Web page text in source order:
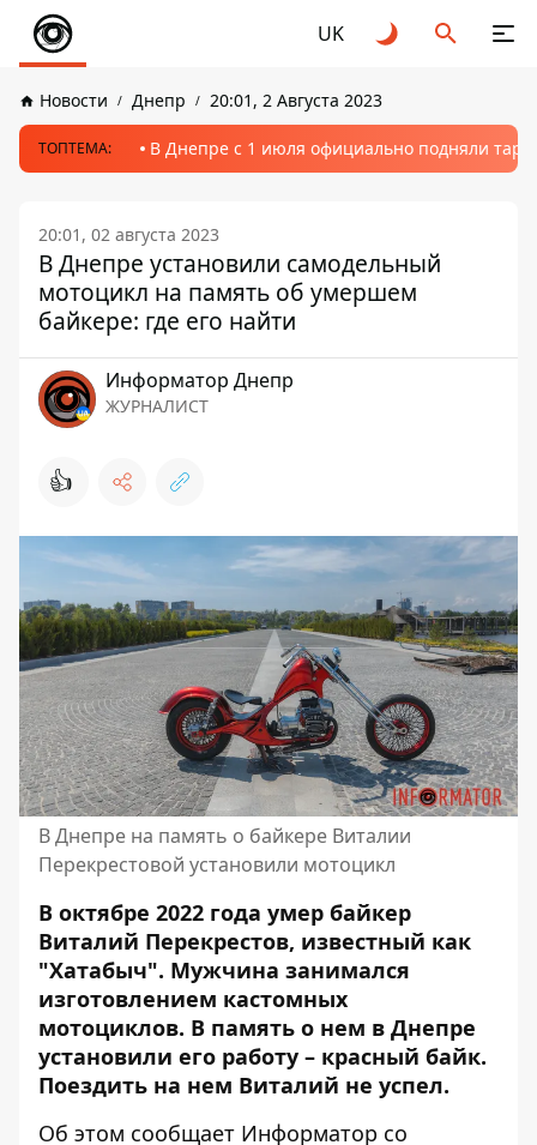
UK
Новости Днепр 20:01, 2 Августа 2023
ТОПТЕМА: В Днепре с 1 июля официально подняли
20:01, 02 августа 2023
В Днепре установили самодельный
мотоцикл на память об умершем
байкере: где его найти
Информатор Днепр
ЖУРНАЛИСТ
👍
В Днепре на память о байкере Виталии
Перекрестовой установили мотоцикл
В октябре 2022 года умер байкер
Виталий Перекрестов, известный как
"Хатабыч". Мужчина занимался
изготовлением кастомных
мотоциклов. В память о нем в Днепре
установили его работу – красный байк.
Поездить на нем Виталий не успел.
Об этом сообщает Информатор со